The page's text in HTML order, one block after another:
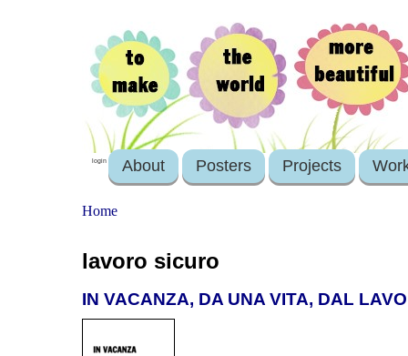
login About Posters Projects
Home
lavoro sicuro
IN VACANZA, DA UNA VITA, DAL